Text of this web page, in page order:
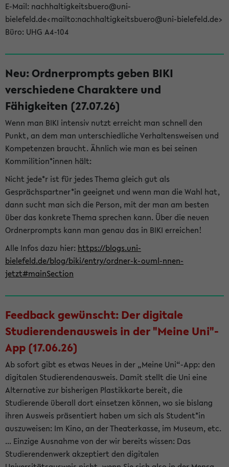
E-Mail: nachhaltigkeitsbuero@uni-
bielefeld.de<mailto:nachhaltigkeitsbuero@uni-bielefeld.de>
Büro: UHG A4-104
Neu: Ordnerprompts geben BIKI
verschiedene Charaktere und
Fähigkeiten (27.07.26)
Wenn man BIKI intensiv nutzt erreicht man schnell den
Punkt, an dem man unterschiedliche Verhaltensweisen und
Kompetenzen braucht. Ähnlich wie man es bei seinen
Kommilition*innen hält:
Nicht jede*r ist für jedes Thema gleich gut als
Gesprächspartner*in geeignet und wenn man die Wahl hat,
dann sucht man sich die Person, mit der man am besten
über das konkrete Thema sprechen kann. Über die neuen
Ordnerprompts kann man genau das in BIKI erreichen!
Alle Infos dazu hier: https://blogs.uni-
bielefeld.de/blog/biki/entry/ordner-k-ouml-nnen-
jetzt#mainSection
Feedback gewünscht: Der digitale
Studierendenausweis in der "Meine Uni"-
App (17.06.26)
Ab sofort gibt es etwas Neues in der „Meine Uni“-App: den
digitalen Studierendenausweis. Damit stellt die Uni eine
Alternative zur bisherigen Plastikkarte bereit, die
Studierende überall dort einsetzen können, wo sie bislang
ihren Ausweis präsentiert haben um sich als Student*in
auszuweisen: Im Kino, an der Theaterkasse, im Museum, etc.
... Einzige Ausnahme von der wir bereits wissen: Das
Studierendenwerk akzeptiert den digitalen